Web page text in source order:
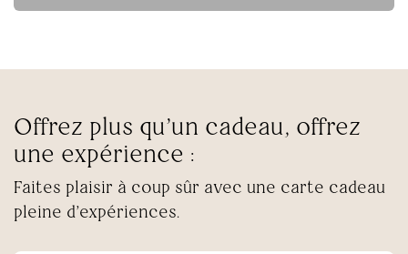
Offrez plus qu’un cadeau, offrez
une expérience :
Faites plaisir à coup sûr avec une carte cadeau
pleine d’expériences.